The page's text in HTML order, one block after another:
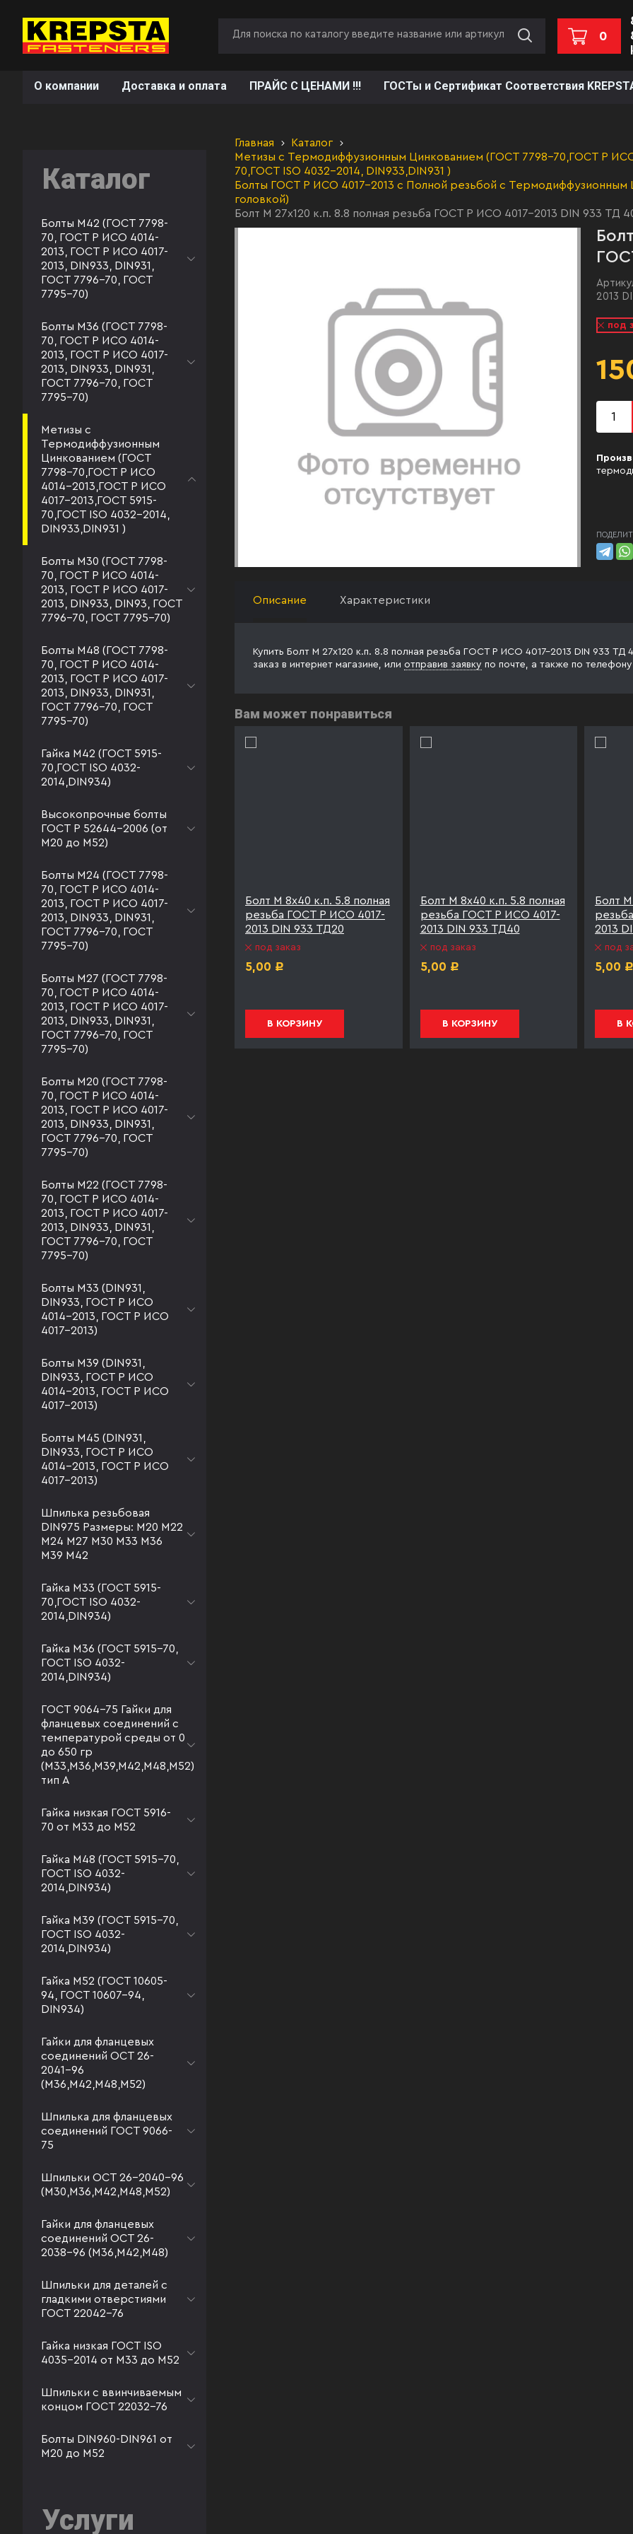
0
О компании Доставка и оплата ПРАЙС С ЦЕНАМИ !!! ГОСТы и Сертификат Соответствия
Каталог
Болты М42 (ГОСТ 7798-
70, ГОСТ Р ИСО 4014-
2013, ГОСТ Р ИСО 4017-
2013, DIN933, DIN931,
ГОСТ 7796-70, ГОСТ
7795-70)
Болты М36 (ГОСТ 7798-
70, ГОСТ Р ИСО 4014-
2013, ГОСТ Р ИСО 4017-
2013, DIN933, DIN931,
ГОСТ 7796-70, ГОСТ
7795-70)
Метизы с
Термодиффузионным
Цинкованием (ГОСТ
7798-70,ГОСТ Р ИСО
4014-2013,ГОСТ Р ИСО
4017-2013,ГОСТ 5915-
70,ГОСТ ISO 4032-2014,
DIN933,DIN931 )
Болты М30 (ГОСТ 7798-
70, ГОСТ Р ИСО 4014-
2013, ГОСТ Р ИСО 4017-
2013, DIN933, DIN93, ГОСТ
7796-70, ГОСТ 7795-70)
Болты М48 (ГОСТ 7798-
70, ГОСТ Р ИСО 4014-
2013, ГОСТ Р ИСО 4017-
2013, DIN933, DIN931,
ГОСТ 7796-70, ГОСТ
7795-70)
Гайка М42 (ГОСТ 5915-
70,ГОСТ ISO 4032-
2014,DIN934)
Высокопрочные болты
ГОСТ Р 52644-2006 (от
М20 до М52)
Болты М24 (ГОСТ 7798-
70, ГОСТ Р ИСО 4014-
2013, ГОСТ Р ИСО 4017-
2013, DIN933, DIN931,
ГОСТ 7796-70, ГОСТ
7795-70)
Болты М27 (ГОСТ 7798-
70, ГОСТ Р ИСО 4014-
2013, ГОСТ Р ИСО 4017-
2013, DIN933, DIN931,
ГОСТ 7796-70, ГОСТ
7795-70)
Болты М20 (ГОСТ 7798-
70, ГОСТ Р ИСО 4014-
2013, ГОСТ Р ИСО 4017-
2013, DIN933, DIN931,
ГОСТ 7796-70, ГОСТ
7795-70)
Болты М22 (ГОСТ 7798-
70, ГОСТ Р ИСО 4014-
2013, ГОСТ Р ИСО 4017-
2013, DIN933, DIN931,
ГОСТ 7796-70, ГОСТ
7795-70)
Болты М33 (DIN931,
DIN933, ГОСТ Р ИСО
4014-2013, ГОСТ Р ИСО
4017-2013)
Болты М39 (DIN931,
DIN933, ГОСТ Р ИСО
4014-2013, ГОСТ Р ИСО
4017-2013)
Болты М45 (DIN931,
DIN933, ГОСТ Р ИСО
4014-2013, ГОСТ Р ИСО
4017-2013)
Шпилька резьбовая
DIN975 Размеры: М20 М22
М24 М27 М30 М33 М36
М39 М42
Гайка М33 (ГОСТ 5915-
70,ГОСТ ISO 4032-
2014,DIN934)
Гайка М36 (ГОСТ 5915-70,
ГОСТ ISO 4032-
2014,DIN934)
ГОСТ 9064-75 Гайки для
фланцевых соединений с
температурой среды от 0
до 650 гр
(М33,М36,М39,М42,М48,М52)
тип А
Гайка низкая ГОСТ 5916-
70 от М33 до М52
Гайка М48 (ГОСТ 5915-70,
ГОСТ ISO 4032-
2014,DIN934)
Гайка М39 (ГОСТ 5915-70,
ГОСТ ISO 4032-
2014,DIN934)
Гайка М52 (ГОСТ 10605-
94, ГОСТ 10607-94,
DIN934)
Гайки для фланцевых
соединений ОСТ 26-
2041-96
(М36,М42,М48,М52)
Шпилька для фланцевых
соединений ГОСТ 9066-
75
Шпильки ОСТ 26-2040-96
(М30,М36,М42,М48,М52)
Гайки для фланцевых
соединений ОСТ 26-
2038-96 (М36,М42,М48)
Шпильки для деталей с
гладкими отверстиями
ГОСТ 22042-76
Гайка низкая ГОСТ ISO
4035-2014 от М33 до М52
Шпильки с ввинчиваемым
концом ГОСТ 22032-76
Болты DIN960-DIN961 от
М20 до М52
Услуги
Главная
Каталог
Метизы с Термодиффузионным Цинкованием (ГОСТ 7798-70,ГОСТ Р
70,ГОСТ ISO 4032-2014, DIN933,DIN931 )
Болты ГОСТ Р ИСО 4017-2013 с Полной резьбой с Термодиффузионным
головкой)
Болт М 27х120 к.п. 8.8 полная резьба ГОСТ Р ИСО 4017-2013 DIN 933 ТД
2013
под
Описание Характеристики
Купить Болт М 27х120 к.п. 8.8 полная резьба ГОСТ Р ИСО 4017-2013 DIN 933
заказ в интернет магазине, или отправив заявку по почте, а также по телефону
Вам может понравиться
Болт М 8х40 к.п. 10.9
полная резьба ГОСТ Р
ИСО 4017-2013 DIN 933
ТД20
5,00 Р
В КОРЗИНУ
Болт М 8х40 к.п. 5.8 полная
резьба ГОСТ Р ИСО 4017-
2013 DIN 933 ТД20
под заказ
5,00 Р
В КОРЗИНУ
Болт М 8х40 к.п. 5.8 полная
резьба ГОСТ Р ИСО 4017-
2013 DIN 933 ТД40
под заказ
5,00 Р
В КОРЗИНУ
Болт М
2013
под
5,00 Р
В